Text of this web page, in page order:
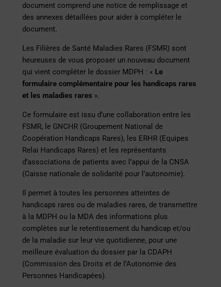
document comprend une notice de remplissage et
des annexes détaillées pour aider à compléter le
document.
Les Filières de Santé Maladies Rares (FSMR) sont
heureuses de vous proposer un nouveau document
qui vient compléter le dossier MDPH : « Le
formulaire complémentaire pour les handicaps rares
et les maladies rares ».
Ce formulaire est issu d’une collaboration entre les
FSMR, le GNCHR (Groupement National de
Coopération Handicaps Rares), les ERHR (Equipes
Relai Handicaps Rares) et les représentants
d’associations de patients avec l’appui de la CNSA
(Caisse nationale de solidarité pour l’autonomie).
Il permet à toutes les personnes atteintes de
handicaps rares ou de maladies rares, de transmettre
à la MDPH ou la MDA des informations plus
complètes sur le retentissement du handicap et/ou
de la maladie sur leur vie quotidienne, pour une
meilleure évaluation du dossier par la CDAPH
(Commission des Droits et de l’Autonomie des
Personnes Handicapées).